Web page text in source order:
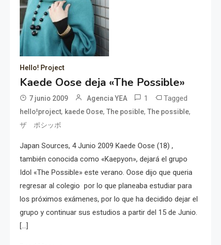
Hello! Project
Kaede Oose deja «The Possible»
7 junio 2009 Agencia YEA 1 Tagged
hello!project, kaede Oose,The posible,The possible,
ザ ポシッボ
Japan Sources, 4 Junio 2009 Kaede Oose (18) ,
también conocida como «Kaepyon», dejará el grupo
Idol «The Possible» este verano. Oose dijo que queria
regresar al colegio por lo que planeaba estudiar para
los próximos exámenes, por lo que ha decidido dejar el
grupo y continuar sus estudios a partir del 15 de Junio.
[…]